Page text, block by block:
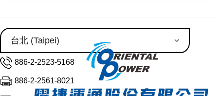
886-2-2523-5168
886-2-2561-8021